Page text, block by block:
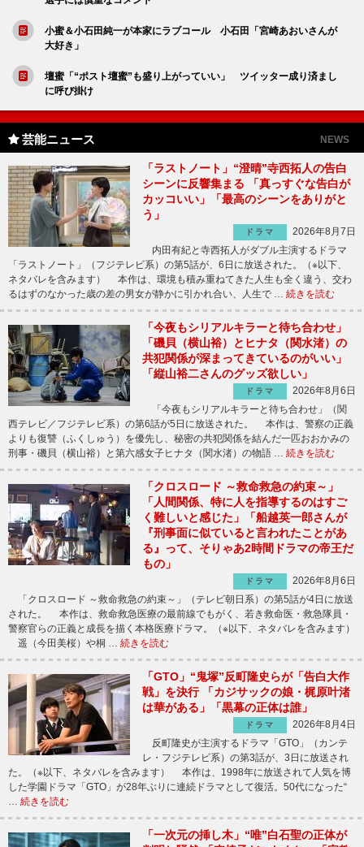
小蜜＆小石田純一が本家にラブコール 小石田「宮崎あおいさんが
大好き」
壇蜜「“ポスト壇蜜”も盛り上がっていい」 ツイッター成り済まし
に呼び掛け
芸能ニュース NEWS
「ラストノート」“澄晴”寺西拓人の告白
シーンに反響集まる 「真っすぐな告白が
カッコいい」「最高のシーンをありがと
う」
ドラマ
2026年8月7日
内田有紀と寺西拓人がダブル主演するドラマ
「ラストノート」（フジテレビ系）の第5話が、6日に放送された。（※以下、
ネタバレを含みます） 本作は、環境も積み重ねてきた人生も全く違う、交わ
るはずのなかった歳の差の男女が静かに引かれ合い、人生で … 続きを読む
「今夜もシリアルキラーと待ち合わせ」
「磯貝（横山裕）とヒナタ（関水渚）の
共犯関係が深まってきているのがいい」
「縦山裕二さんのグッズ欲しい」
ドラマ
2026年8月6日
「今夜もシリアルキラーと待ち合わせ」（関
西テレビ／フジテレビ系）の第6話が5日に放送された。 本作は、警察の正義
よりも復讐（ふくしゅう）を優先し、秘密の共犯関係を結んだ一匹おおかみの
刑事・磯貝（横山裕）と第六感女子ヒナタ（関水渚）の物語 … 続きを読む
「クロスロード ～救命救急の約束～」
「人間関係、特に人を指導するのはすご
く難しいと感じた」「船越英一郎さんが
『刑事面に似ていると言われたことがあ
る』って、そりゃあ2時間ドラマの帝王だ
もの」
ドラマ
2026年8月6日
「クロスロード ～救命救急の約束～」（テレビ朝日系）の第5話が4日に放送
された。 本作は、救命救急医療の最前線でもがく、若き救命医・救急隊員・
警察官らの正義と成長を描く本格医療ドラマ。（※以下、ネタバレを含みます）
遥（今田美桜）や桐 … 続きを読む
「GTO」“鬼塚”反町隆史らが「告白大作
戦」を決行 「カジサックの娘・梶原叶渚
は華がある」「黒幕の正体は誰」
ドラマ
2026年8月4日
反町隆史が主演するドラマ「GTO」（カンテ
レ・フジテレビ系）の第3話が、3日に放送され
た。（※以下、ネタバレを含みます） 本作は、1998年に放送されて人気を博
した学園ドラマ「GTO」が28年ぶりに連続ドラマとして復活。50代になった“
… 続きを読む
「一次元の挿し木」“唯”白石聖の正体が